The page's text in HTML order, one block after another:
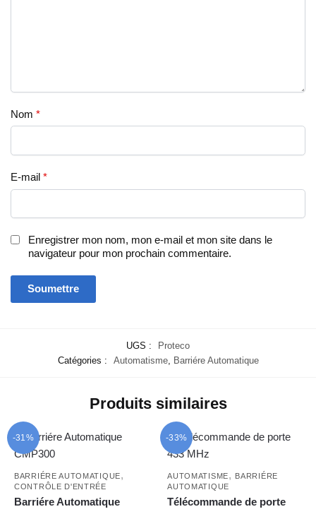
Nom *
E-mail *
Enregistrer mon nom, mon e-mail et mon site dans le
navigateur pour mon prochain commentaire.
UGS :
Proteco
Catégories :
Automatisme, Barriére Automatique
Produits similaires
-31%
BARRIÉRE AUTOMATIQUE,
CONTRÔLE D'ENTRÉE
Barriére Automatique
-33%
AUTOMATISME, BARRIÉRE
AUTOMATIQUE
Télécommande de porte